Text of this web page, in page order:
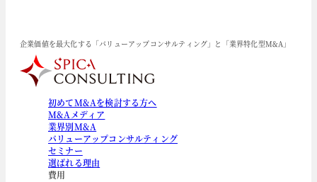
企業価値を最大化する「バリューアップコンサルティング」と「業界特化型M&A」
初めてM&Aを検討する方へ
M&Aメディア
業界別M&A
バリューアップコンサルティング
セミナー
選ばれる理由
費用